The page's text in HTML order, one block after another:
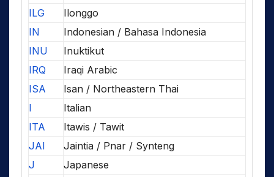
ILG
Ilonggo
IN
Indonesian / Bahasa Indonesia
INU
Inuktikut
IRQ
Iraqi Arabic
ISA
Isan / Northeastern Thai
I
Italian
ITA
Itawis / Tawit
JAI
Jaintia / Pnar / Synteng
J
Japanese